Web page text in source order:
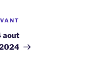
suivant
aout